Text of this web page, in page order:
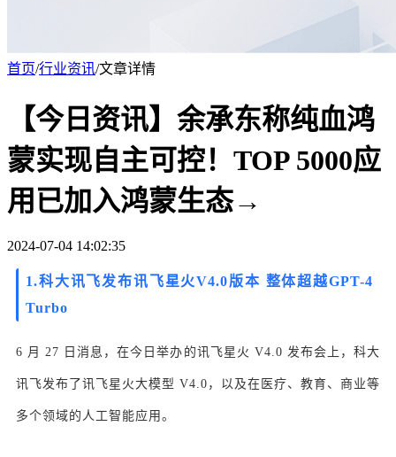
首页/行业资讯/文章详情
【今日资讯】余承东称纯血鸿
蒙实现自主可控！TOP 5000应
用已加入鸿蒙生态→
2024-07-04 14:02:35
1.科大讯飞发布讯飞星火V4.0版本 整体超越GPT-4
Turbo
6 月 27 日消息，在今日举办的讯飞星火 V4.0 发布会上，科大
讯飞发布了讯飞星火大模型 V4.0，以及在医疗、教育、商业等
多个领域的人工智能应用。